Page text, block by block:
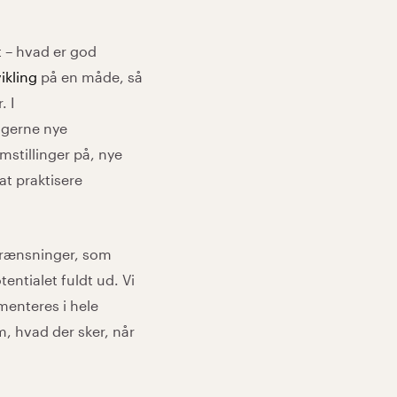
hvad er god
på en måde, så
I
nye
på, nye
praktisere
som
fuldt ud. Vi
i hele
hvad der sker, når